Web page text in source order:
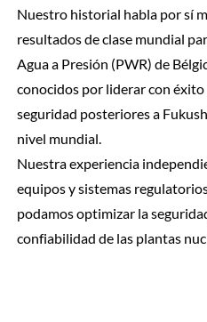
Nuestro historial habla por sí
resultados de clase mundial
Agua a Presión (PWR) de
conocidos por liderar con éxito
seguridad posteriores a
nivel mundial.
Nuestra experiencia
equipos y sistemas
podamos optimizar la
confiabilidad de las plantas